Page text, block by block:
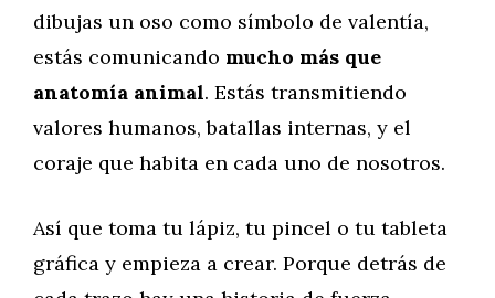
dibujas un oso como símbolo de valentía,
estás comunicando mucho más que
anatomía animal. Estás transmitiendo
valores humanos, batallas internas, y el
coraje que habita en cada uno de nosotros.
Así que toma tu lápiz, tu pincel o tu tableta
gráfica y empieza a crear. Porque detrás de